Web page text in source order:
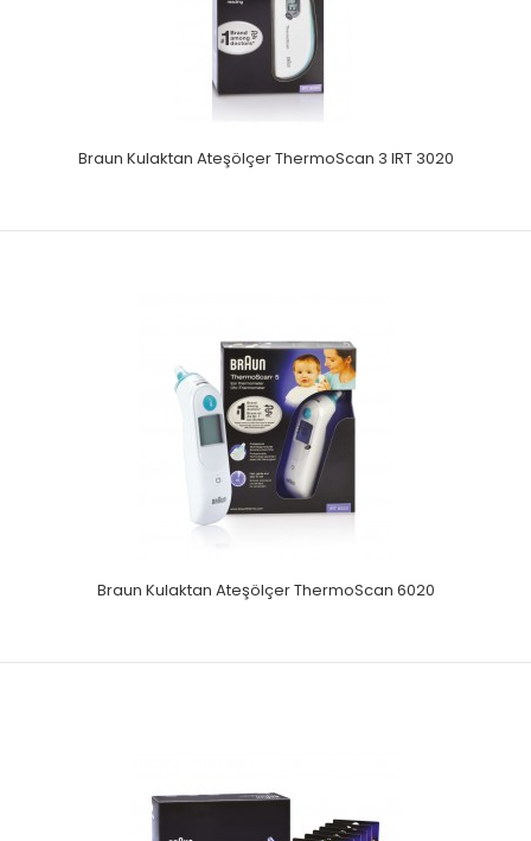
Test sonucuna yönelik ses raporu, daha akıllıca ve
çabukVücut modu ve obje modu mevcutturAşırı yükse..
Braun Kulaktan Ateşölçer ThermoScan 3 IRT 3020
Kulaktan birkaç saniyede en doğru ölçüm.Bebekler için
Braun Kulaktan Ateşölçer ThermoScan 3 IRT 3020
Braun Kulaktan Ateşölçer ThermoScan 6020